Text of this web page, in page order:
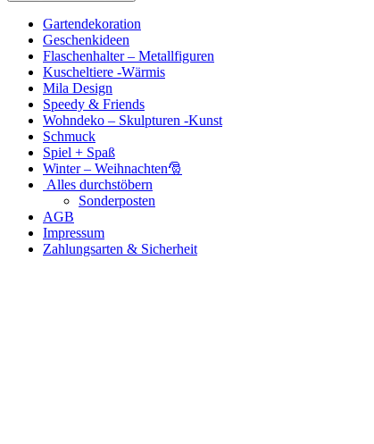
Zum
Inhalt
Gartendekoration
Geschenkideen
Flaschenhalter – Metallfiguren
Kuscheltiere -Wärmis
Mila Design
Speedy & Friends
Wohndeko – Skulpturen -Kunst
Schmuck
Spiel + Spaß
Winter – Weihnachten🎅
Alles durchstöbern
Sonderposten
AGB
Impressum
Zahlungsarten & Sicherheit